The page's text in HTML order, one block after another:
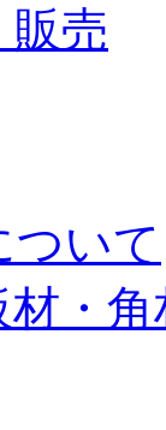
販売
ついて
材・角